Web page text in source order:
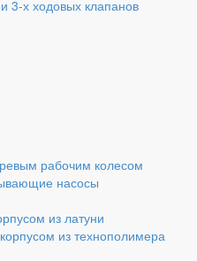
3-х ходовых клапанов
рабочим колесом
насосы
из латуни
из технополимера